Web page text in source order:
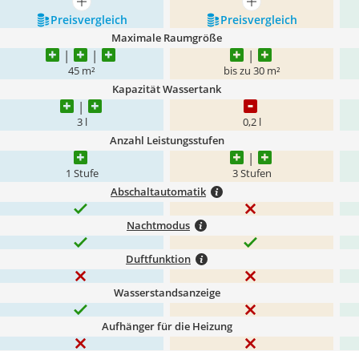
mehr anzeigen
mehr anzeigen
Preis­vergleich
Preis­vergleich
Maximale Raumgröße
45 m² bis zu 30 m²
Kapazität Wassertank
3 l 0,2 l
Anzahl Leistungsstufen
1 Stufe 3 Stufen
Abschaltautomatik
Nachtmodus
Duftfunktion
Wasserstandsanzeige
Aufhänger für die Heizung